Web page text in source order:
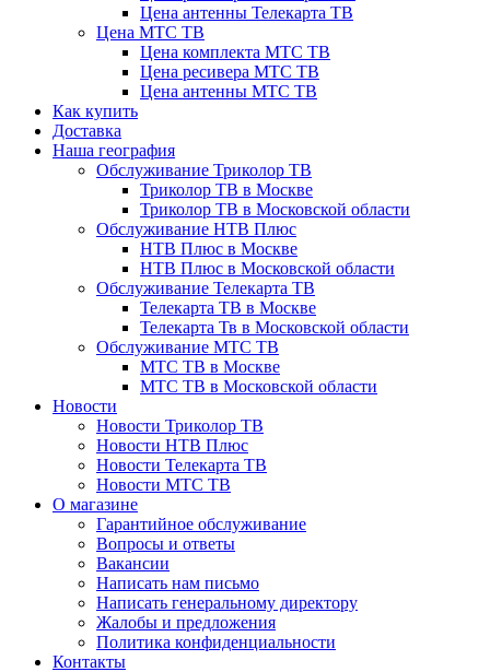
Цена антенны Телекарта ТВ
Цена МТС ТВ
Цена комплекта МТС ТВ
Цена ресивера МТС ТВ
Цена антенны МТС ТВ
Как купить
Доставка
Наша география
Обслуживание Триколор ТВ
Триколор ТВ в Москве
Триколор ТВ в Московской области
Обслуживание НТВ Плюс
НТВ Плюс в Москве
НТВ Плюс в Московской области
Обслуживание Телекарта ТВ
Телекарта ТВ в Москве
Телекарта Тв в Московской области
Обслуживание МТС ТВ
МТС ТВ в Москве
МТС ТВ в Московской области
Новости
Новости Триколор ТВ
Новости НТВ Плюс
Новости Телекарта ТВ
Новости МТС ТВ
О магазине
Гарантийное обслуживание
Вопросы и ответы
Вакансии
Написать нам письмо
Написать генеральному директору
Жалобы и предложения
Политика конфиденциальности
Контакты